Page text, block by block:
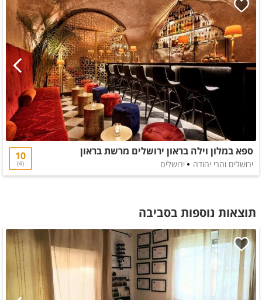
ספא במלון וילה בראון ירושלים מרשת בראון
ירושלים והרי יהודה ירושלים
10
4
תוצאות נוספות בסביבה